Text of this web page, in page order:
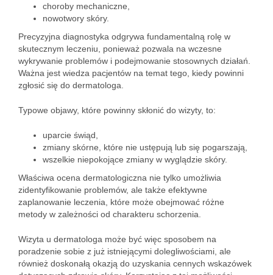
choroby mechaniczne,
nowotwory skóry.
Precyzyjna diagnostyka odgrywa fundamentalną rolę w
skutecznym leczeniu, ponieważ pozwala na wczesne
wykrywanie problemów i podejmowanie stosownych działań.
Ważna jest wiedza pacjentów na temat tego, kiedy powinni
zgłosić się do dermatologa.
Typowe objawy, które powinny skłonić do wizyty, to:
uparcie świąd,
zmiany skórne, które nie ustępują lub się pogarszają,
wszelkie niepokojące zmiany w wyglądzie skóry.
Właściwa ocena dermatologiczna nie tylko umożliwia
zidentyfikowanie problemów, ale także efektywne
zaplanowanie leczenia, które może obejmować różne
metody w zależności od charakteru schorzenia.
Wizyta u dermatologa może być więc sposobem na
poradzenie sobie z już istniejącymi dolegliwościami, ale
również doskonałą okazją do uzyskania cennych wskazówek